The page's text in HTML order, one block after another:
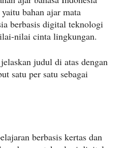
bahan ajar mata
berbasis digital teknologi
nilai cinta lingkungan.
judul di atas dengan
satu per satu sebagai
berbasis kertas dan